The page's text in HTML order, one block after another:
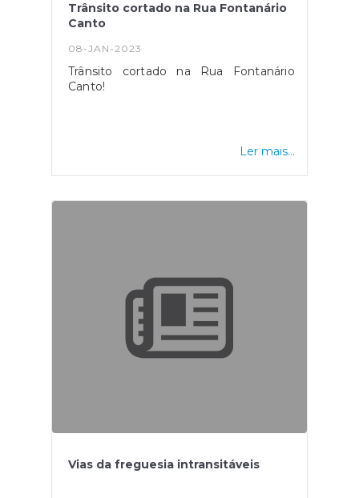
Trânsito cortado na Rua Fontanário
Canto
08-JAN-2023
Trânsito cortado na Rua Fontanário
Canto!
Ler mais...
Vias da freguesia intransitáveis